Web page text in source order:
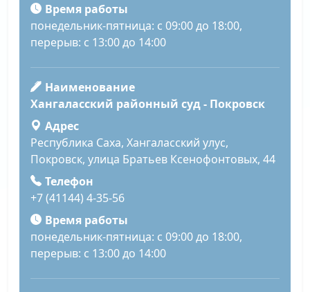
Время работы
понедельник-пятница: с 09:00 до 18:00,
перерыв: с 13:00 до 14:00
Наименование
Хангаласский районный суд - Покровск
Адрес
Республика Саха, Хангаласский улус,
Покровск, улица Братьев Ксенофонтовых, 44
Телефон
+7 (41144) 4-35-56
Время работы
понедельник-пятница: с 09:00 до 18:00,
перерыв: с 13:00 до 14:00